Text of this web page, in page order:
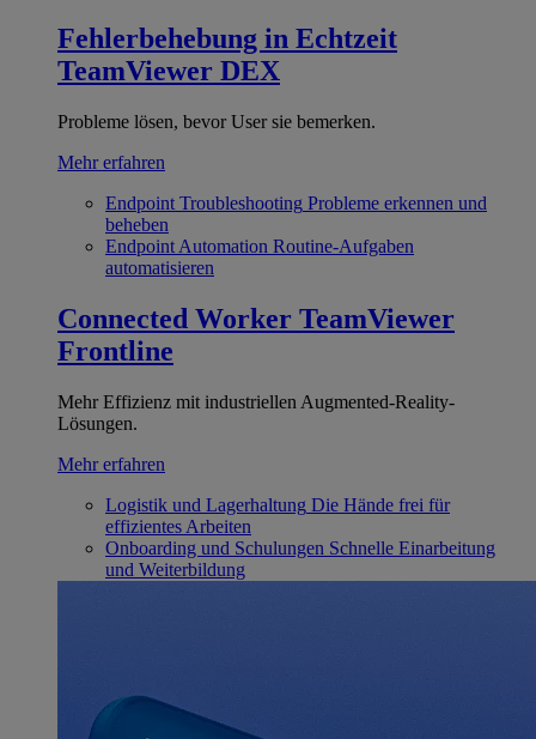
Fehlerbehebung in Echtzeit
TeamViewer DEX
Probleme lösen, bevor User sie bemerken.
Mehr erfahren
Endpoint Troubleshooting Probleme erkennen und
beheben
Endpoint Automation Routine-Aufgaben
automatisieren
Connected Worker TeamViewer
Frontline
Mehr Effizienz mit industriellen Augmented-Reality-
Lösungen.
Mehr erfahren
Logistik und Lagerhaltung Die Hände frei für
effizientes Arbeiten
Onboarding und Schulungen Schnelle Einarbeitung
und Weiterbildung